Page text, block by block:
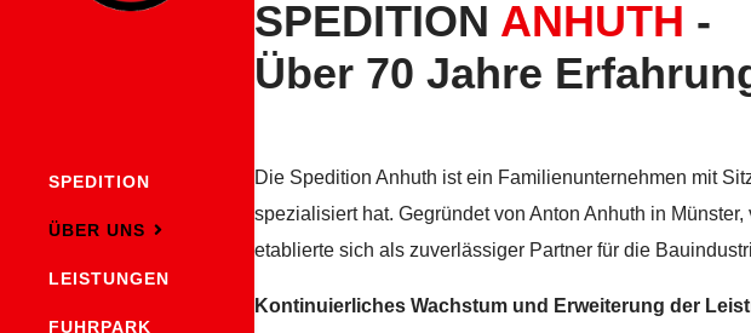
SPEDITION
ÜBER UNS
LEISTUNGEN
FUHRPARK
SPEDITION ANHUTH -
Über 70 Jahre
Die Spedition Anhuth ist ein Familienunternehmen mit
spezialisiert hat. Gegründet von Anton Anhuth in
etablierte sich als zuverlässiger Partner für die
Kontinuierliches Wachstum und Erweiterung der